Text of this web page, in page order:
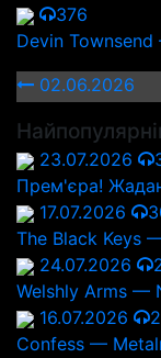
376
Devin
02.06.2026
23.07.2026
Прем'єра!
17.07.2026
The Black Keys
24.07.2026
Welshly Arms —
16.07.2026
Confess —